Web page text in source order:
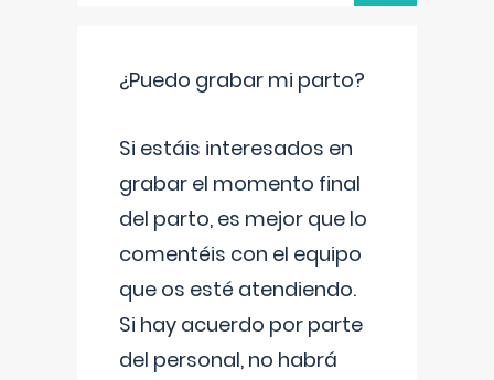
¿Puedo grabar mi parto?
Si estáis interesados en
grabar el momento final
del parto, es mejor que lo
comentéis con el equipo
que os esté atendiendo.
Si hay acuerdo por parte
del personal, no habrá